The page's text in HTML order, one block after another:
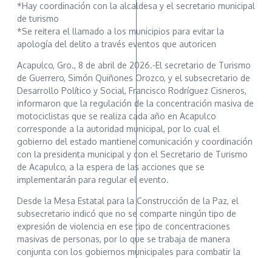
*Hay coordinación con la alcaldesa y el secretario municipal
de turismo
*Se reitera el llamado a los municipios para evitar la
apología del delito a través eventos que autoricen
Acapulco, Gro., 8 de abril de 2026.-El secretario de Turismo
de Guerrero, Simón Quiñones Orozco, y el subsecretario de
Desarrollo Político y Social, Francisco Rodríguez Cisneros,
informaron que la regulación de la concentración masiva de
motociclistas que se realiza cada año en Acapulco
corresponde a la autoridad municipal, por lo cual el
gobierno del estado mantiene comunicación y coordinación
con la presidenta municipal y con el Secretario de Turismo
de Acapulco, a la espera de las acciones que se
implementarán para regular el evento.
Desde la Mesa Estatal para la Construcción de la Paz, el
subsecretario indicó que no se comparte ningún tipo de
expresión de violencia en ese tipo de concentraciones
masivas de personas, por lo que se trabaja de manera
conjunta con los gobiernos municipales para combatir la